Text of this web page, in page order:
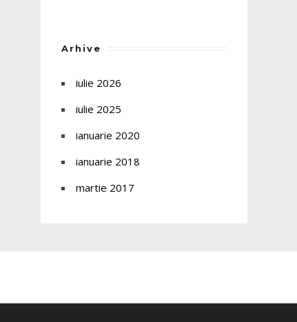
Arhive
iulie 2026
iulie 2025
ianuarie 2020
ianuarie 2018
martie 2017